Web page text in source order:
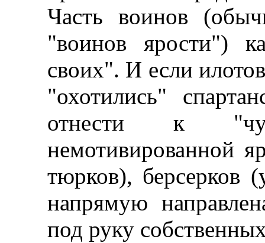
Часть воинов
"воинов ярости")
своих". И если
"охотились"
отнести к
немотивированной
тюрков), берсерков
напрямую
под руку